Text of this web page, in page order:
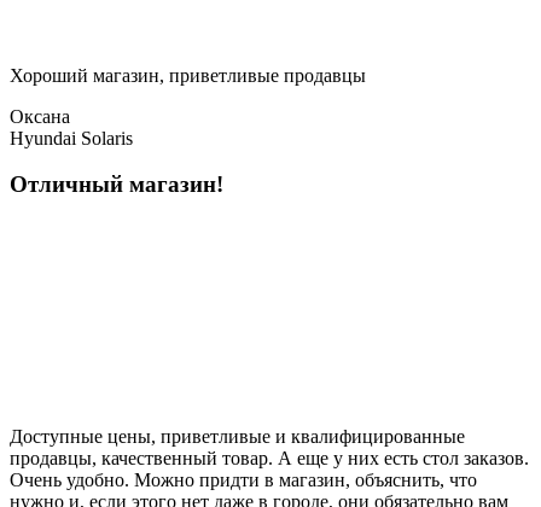
Хороший магазин, приветливые продавцы
Оксана
Hyundai Solaris
Отличный магазин!
Доступные цены, приветливые и квалифицированные
продавцы, качественный товар. А еще у них есть стол заказов.
Очень удобно. Можно придти в магазин, объяснить, что
нужно и, если этого нет даже в городе, они обязательно вам